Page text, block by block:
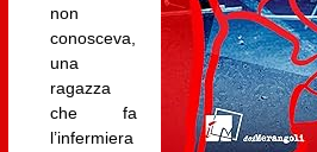
non
conosceva,
una
ragazza
che fa
l’infermiera